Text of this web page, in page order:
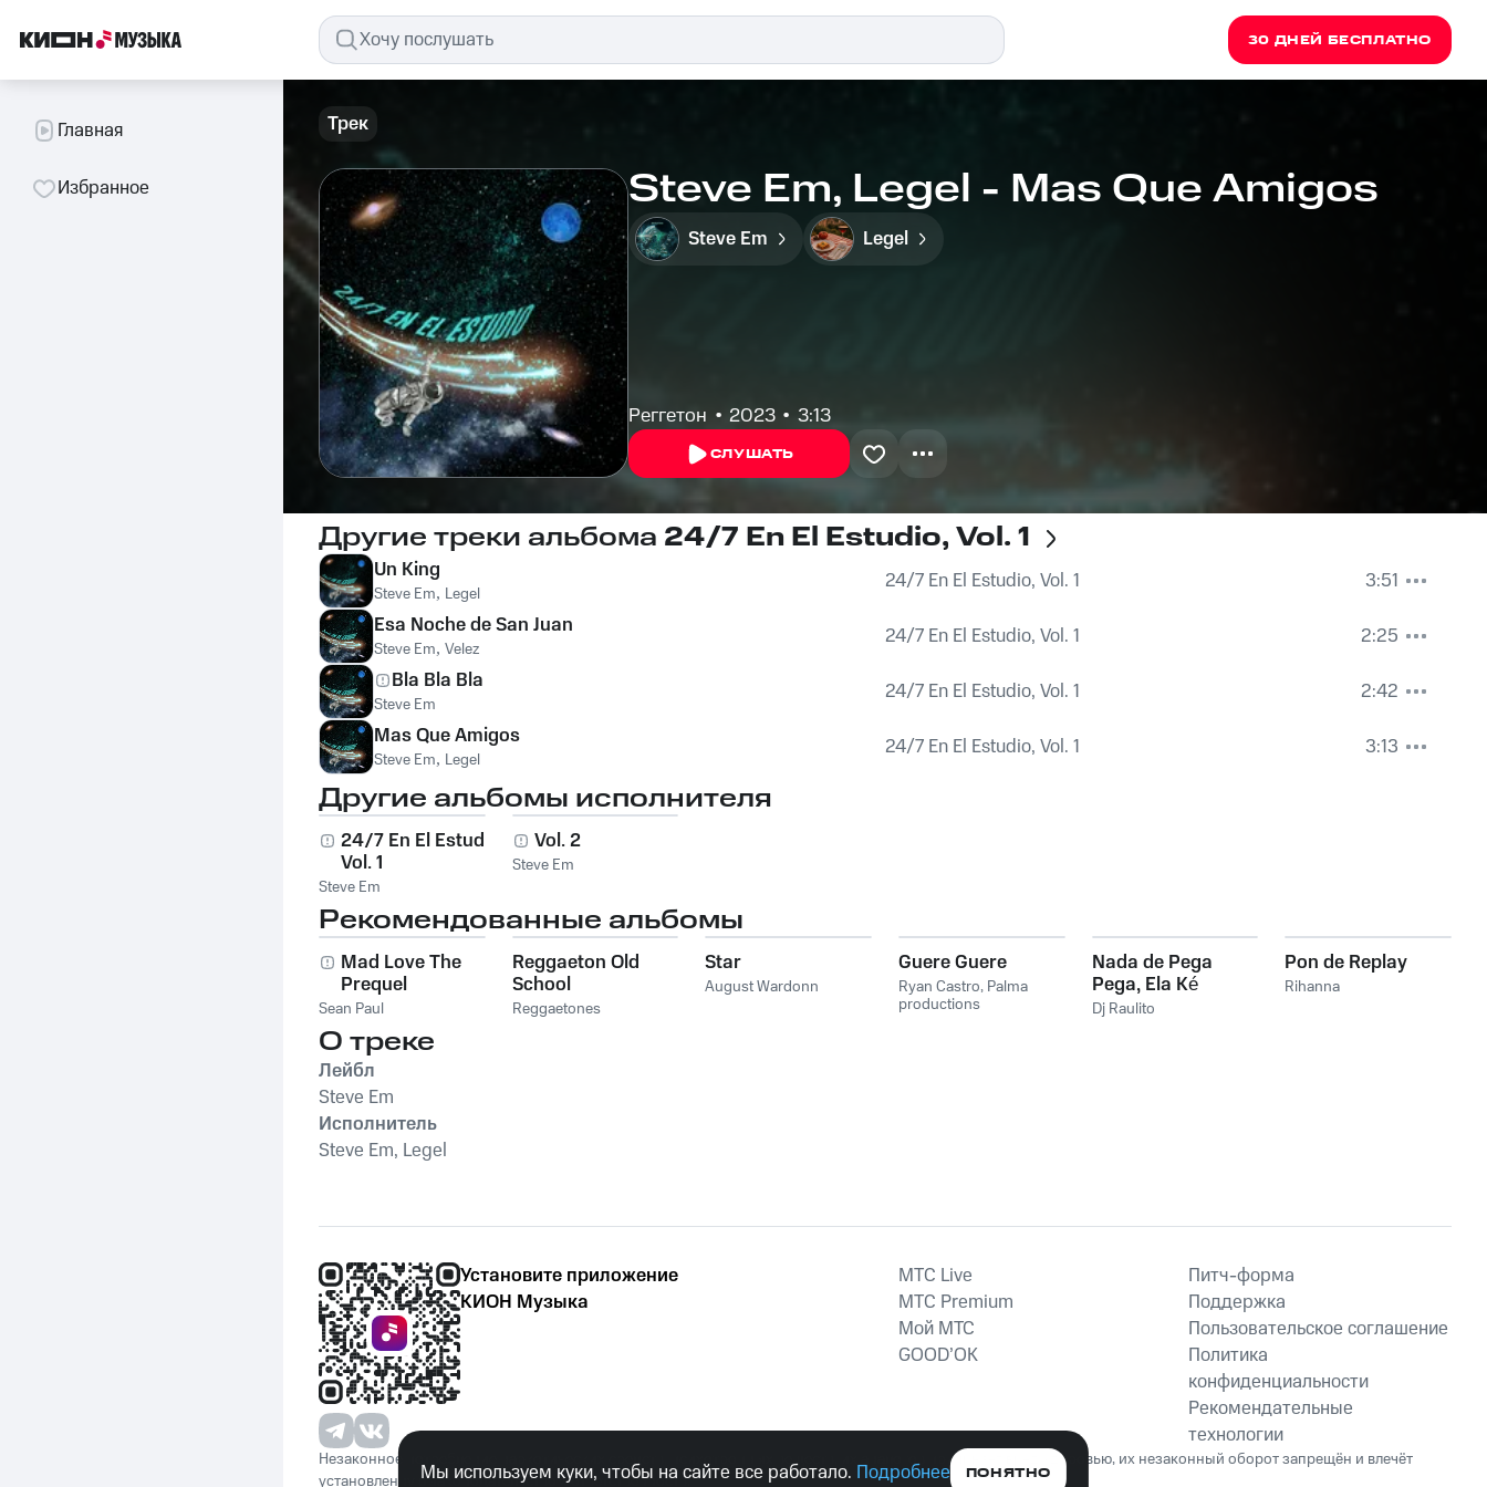
30 ДНЕЙ БЕСПЛАТНО
Главная
Избранное
Трек
Steve Em, Legel - Mas Que Amigos
Steve Em Legel
Реггетон 2023 3:13
СЛУШАТЬ
Другие треки альбома 24/7 En El Estudio, Vol. 1
Un King
Steve Em, Legel 24/7 En El Estudio, Vol. 1
3:51
Esa Noche de San Juan
Steve Em, Velez 24/7 En El Estudio, Vol. 1
2:25
Bla Bla Bla
Steve Em 24/7 En El Estudio, Vol. 1
2:42
Mas Que Amigos
Steve Em, Legel 24/7 En El Estudio, Vol. 1 3:13
Другие альбомы исполнителя
24/7 En El Estudio,
Vol. 1
Steve Em
Vol. 2
Steve Em
Рекомендованные альбомы
Mad Love The
Prequel
Sean Paul
Reggaeton Old
School
Reggaetones
Star
August Wardonn
Guere Guere
Ryan Castro, Palma
productions
Nada de Pega
Pega, Ela Ké
Cavucadinha
Dj Raulito
Pon de Replay
Rihanna
О треке
Лейбл
Steve Em
Исполнитель
Steve Em, Legel
Установите приложение
КИОН Музыка
MTС Live
MTС Premium
Мой МТС
GOOD’OK
Питч-форма
Поддержка
Пользовательское соглашение
Политика
конфиденциальности
Рекомендательные
технологии
Незаконное потребление наркотических средств, психотропных веществ, их аналогов причиняет вред здоровью, их незаконный оборот запрещён и влечёт
установленную законодательством ответственность.
Мы используем куки, чтобы на сайте все работало. Подробнее ПОНЯТНО